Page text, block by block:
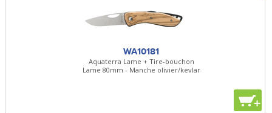
WA10181
Aquaterra Lame + Tire-bouchon
Lame 80mm - Manche olivier/kevlar
+